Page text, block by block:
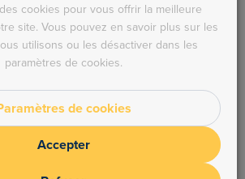
cookies pour vous offrir la meilleure
site. Vous pouvez en savoir plus sur les
utilisons ou les désactiver dans les
paramètres de cookies.
de cookies
Accepter